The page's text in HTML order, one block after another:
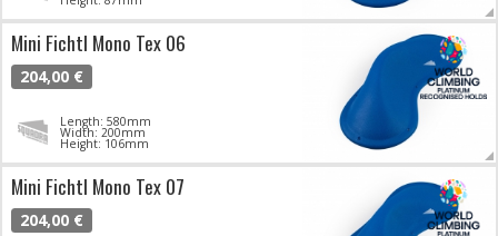
Mini Fichtl Mono Tex 06
204,00 €
Length: 580mm
Width: 200mm
Height: 106mm
Mini Fichtl Mono Tex 07
204,00 €